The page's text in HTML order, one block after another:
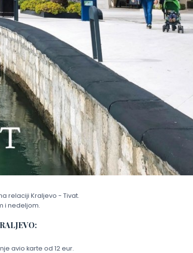
relaciji Kraljevo - Tivat.
i nedeljom.
avio karte od 12 eur.